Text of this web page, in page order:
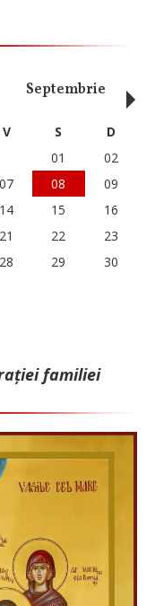
Septembrie
V S
D
01
02
07 08
09
14 15
16
21 22
23
28 29
30
familiei